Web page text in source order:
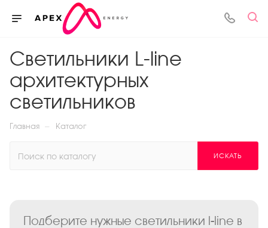
Светильники L-line
архитектурных
светильников
Главная — Каталог
ИСКАТЬ
Подберите нужные светильники l-line в